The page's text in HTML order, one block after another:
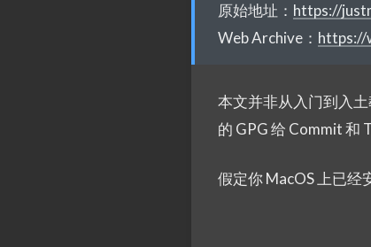
原始地址： https://
Web Archive： https://
本文并非从入门到入
的 GPG 给 Commit 和
假定你 MacOS 上已